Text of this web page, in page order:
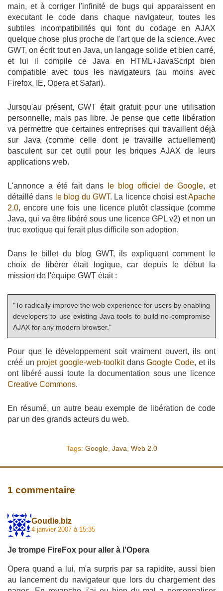
main, et à corriger l'infinité de bugs qui apparaissent en
executant le code dans chaque navigateur, toutes les
subtiles incompatibilités qui font du codage en AJAX
quelque chose plus proche de l'art que de la science. Avec
GWT, on écrit tout en Java, un langage solide et bien carré,
et lui il compile ce Java en HTML+JavaScript bien
compatible avec tous les navigateurs (au moins avec
Firefox, IE, Opera et Safari).
Jursqu'au présent, GWT était gratuit pour une utilisation
personnelle, mais pas libre. Je pense que cette libération
va permettre que certaines entreprises qui travaillent déjà
sur Java (comme celle dont je travaille actuellement)
basculent sur cet outil pour les briques AJAX de leurs
applications web.
L'annonce a été fait dans le blog officiel de Google, et
détaillé dans le blog du GWT. La licence choisi estApache
2.0, encore une fois une licence plutôt classique (comme
Java, qui va être libéré sous une licence GPL v2) et non un
truc exotique qui ferait plus difficile son adoption.
Dans le billet du blog GWT, ils expliquent comment le
choix de libérer était logique, car depuis le début la
mission de l'équipe GWT était :
"To radically improve the web experience for users by enabling
developers to use existing Java tools to build no-compromise
AJAX for any modern browser."
Pour que le développement soit vraiment ouvert, ils ont
créé un projet google-web-toolkitdansGoogle Code, et ils
ont libéré aussi toute la documentation sous une licence
Creative Commons.
En résumé, un autre beau exemple de libération de code
par un des grands acteurs du web.
Tags: Google, Java Web 2.0
1 commentaire
Goudie.biz
4 janvier 2007 à 15:35
Je trompe FireFox pour aller à l'Opera
Opera quand a lui, m'a surpris par sa rapidite, aussi bien
au lancement du navigateur que lors du chargement des